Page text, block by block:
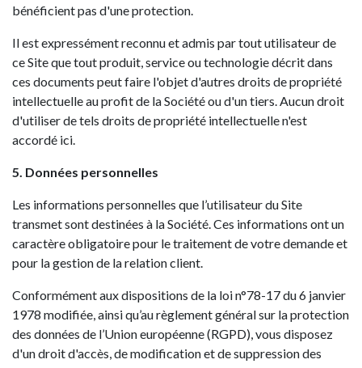
bénéficient pas d'une protection.
Il est expressément reconnu et admis par tout utilisateur de
ce Site que tout produit, service ou technologie décrit dans
ces documents peut faire l'objet d'autres droits de propriété
intellectuelle au profit de la Société ou d'un tiers. Aucun droit
d'utiliser de tels droits de propriété intellectuelle n'est
accordé ici.
5. Données personnelles
Les informations personnelles que l’utilisateur du Site
transmet sont destinées à la Société. Ces informations ont un
caractère obligatoire pour le traitement de votre demande et
pour la gestion de la relation client.
Conformément aux dispositions de la loi n°78-17 du 6 janvier
1978 modifiée, ainsi qu’au règlement général sur la protection
des données de l’Union européenne (RGPD), vous disposez
d'un droit d'accès, de modification et de suppression des